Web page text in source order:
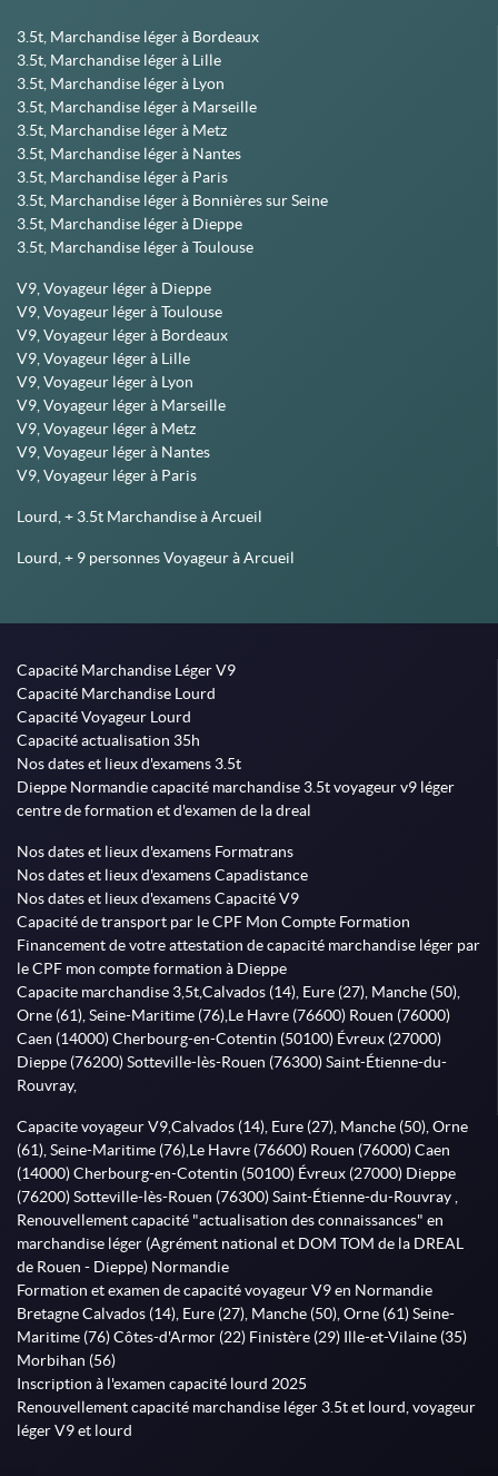
3.5t, Marchandise léger à Bordeaux
3.5t, Marchandise léger à Lille
3.5t, Marchandise léger à Lyon
3.5t, Marchandise léger à Marseille
3.5t, Marchandise léger à Metz
3.5t, Marchandise léger à Nantes
3.5t, Marchandise léger à Paris
3.5t, Marchandise léger à Bonnières sur Seine
3.5t, Marchandise léger à Dieppe
3.5t, Marchandise léger à Toulouse
V9, Voyageur léger à Dieppe
V9, Voyageur léger à Toulouse
V9, Voyageur léger à Bordeaux
V9, Voyageur léger à Lille
V9, Voyageur léger à Lyon
V9, Voyageur léger à Marseille
V9, Voyageur léger à Metz
V9, Voyageur léger à Nantes
V9, Voyageur léger à Paris
Lourd, + 3.5t Marchandise à Arcueil
Lourd, + 9 personnes Voyageur à Arcueil
Capacité Marchandise Léger V9
Capacité Marchandise Lourd
Capacité Voyageur Lourd
Capacité actualisation 35h
Nos dates et lieux d'examens 3.5t
Dieppe Normandie capacité marchandise 3.5t voyageur v9 léger
centre de formation et d'examen de la dreal
Nos dates et lieux d'examens Formatrans
Nos dates et lieux d'examens Capadistance
Nos dates et lieux d'examens Capacité V9
Capacité de transport par le CPF Mon Compte Formation
Financement de votre attestation de capacité marchandise léger par
le CPF mon compte formation à Dieppe
Capacite marchandise 3,5t,Calvados (14), Eure (27), Manche (50),
Orne (61), Seine-Maritime (76),Le Havre (76600) Rouen (76000)
Caen (14000) Cherbourg-en-Cotentin (50100) Évreux (27000)
Dieppe (76200) Sotteville-lès-Rouen (76300) Saint-Étienne-du-
Rouvray,
Capacite voyageur V9,Calvados (14), Eure (27), Manche (50), Orne
(61), Seine-Maritime (76),Le Havre (76600) Rouen (76000) Caen
(14000) Cherbourg-en-Cotentin (50100) Évreux (27000) Dieppe
(76200) Sotteville-lès-Rouen (76300) Saint-Étienne-du-Rouvray ,
Renouvellement capacité "actualisation des connaissances" en
marchandise léger (Agrément national et DOM TOM de la DREAL
de Rouen - Dieppe) Normandie
Formation et examen de capacité voyageur V9 en Normandie
Bretagne Calvados (14), Eure (27), Manche (50), Orne (61) Seine-
Maritime (76) Côtes-d'Armor (22) Finistère (29) Ille-et-Vilaine (35)
Morbihan (56)
Inscription à l'examen capacité lourd 2025
Renouvellement capacité marchandise léger 3.5t et lourd, voyageur
léger V9 et lourd